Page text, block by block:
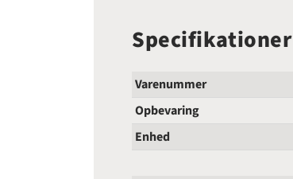
Specifikationer
Varenummer
Opbevaring
Enhed